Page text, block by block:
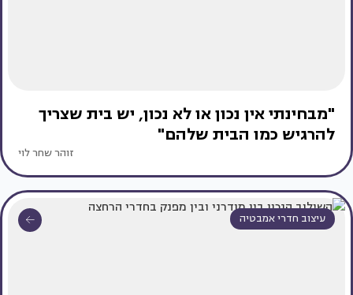
"מבחינתי אין נכון או לא נכון, יש בית שצריך
להרגיש כמו הבית שלהם"
זוהר שחר לוי
עיצוב חדרי אמבטיה